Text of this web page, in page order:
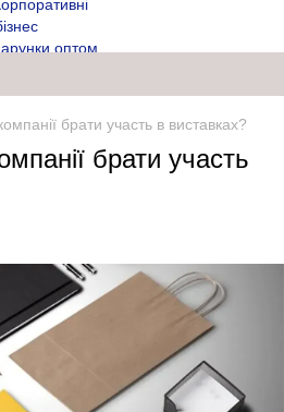
брати участь в виставках?
брати участь